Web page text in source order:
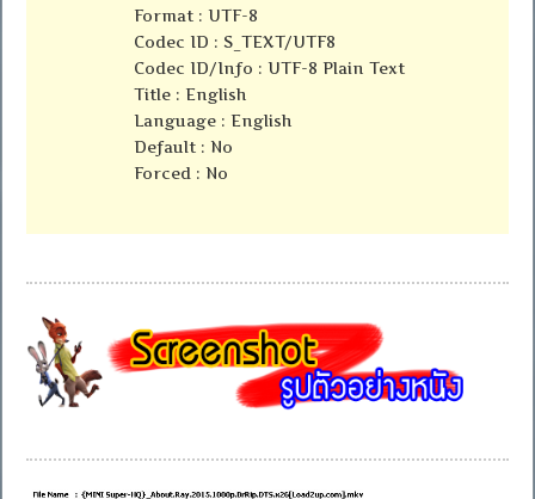
Format : UTF-8
Codec ID : S_TEXT/UTF8
Codec ID/Info : UTF-8 Plain Text
Title : English
Language : English
Default : No
Forced : No